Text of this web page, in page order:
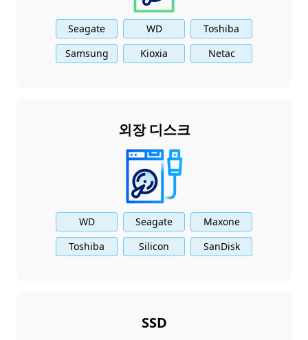
Seagate WD
Toshiba
Samsung
Kioxia Netac
외장 디스크
WD Seagate
Maxone
Toshiba
Silicon SanDisk
SSD